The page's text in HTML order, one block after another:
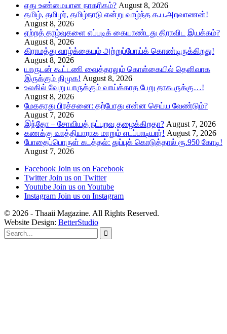
எது உண்மையான நாகரிகம்? August 8, 2026
தமிழ், தமிழர், தமிழ்நாடு என்று வாழ்ந்த க.ப.அறவாணன்!
August 8, 2026
ஏற்றத் தாழ்வுகளை எப்படிக் கையாண்டது திராவிட இயக்கம்?
August 8, 2026
கிராமத்து வாழ்க்கையும் அற்றுப்போய்க் கொண்டிருக்கிறது!
August 8, 2026
யாருடன் கூட்டணி வைத்தாலும் கொள்கையில் தெளிவாக
இருக்கும் திமுக! August 8, 2026
உலகில் வேறு யாருக்கும் வாய்க்காத பேறு தாகூருக்கு…!
August 8, 2026
மேகதாது பிரச்சனை: தற்போது என்ன செய்ய வேண்டும்?
August 7, 2026
இந்தோ – சோவியத் நட்புறவு தழைக்கிறதா? August 7, 2026
கணக்கு வாத்தியாராக மாறும் எடப்பாடியார்! August 7, 2026
போதைப்பொருள் கடத்தல்: துப்புக் கொடுத்தால் ரூ.950 கோடி!
August 7, 2026
Facebook Join us on Facebook
Twitter Join us on Twitter
Youtube Join us on Youtube
Instagram Join us on Instagram
© 2026 - Thaaii Magazine. All Rights Reserved.
Website Design: BetterStudio